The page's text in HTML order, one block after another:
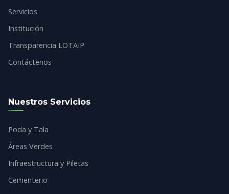
Servicios
Institución
Transparencia LOTAIP
Contáctenos
Nuestros Servicios
Poda y Tala
Áreas Verdes
Infraestructura y Piletas
Cementerio